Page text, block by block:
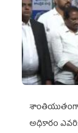
శాంతియుతంగా
అధికారం